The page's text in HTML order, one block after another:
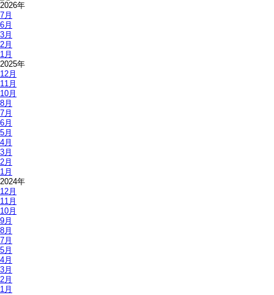
2026年
7月
6月
3月
2月
1月
2025年
12月
11月
10月
8月
7月
6月
5月
4月
3月
2月
1月
2024年
12月
11月
10月
9月
8月
7月
5月
4月
3月
2月
1月